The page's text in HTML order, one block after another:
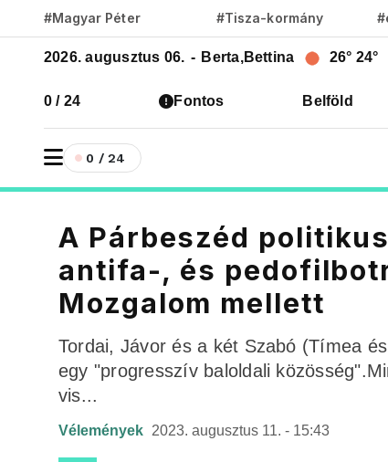
#Magyar Péter #Tisza-kormány
2026. augusztus 06. - Berta,Bettina 26° 24°
0 / 24 Fontos Belföld
0 / 24
A Párbeszéd
antifa-, és
Mozgalom mellett
Tordai, Jávor és a két Szabó (Tímea
egy "progresszív baloldali
vis...
Vélemények 2023. augusztus 11. - 15:43